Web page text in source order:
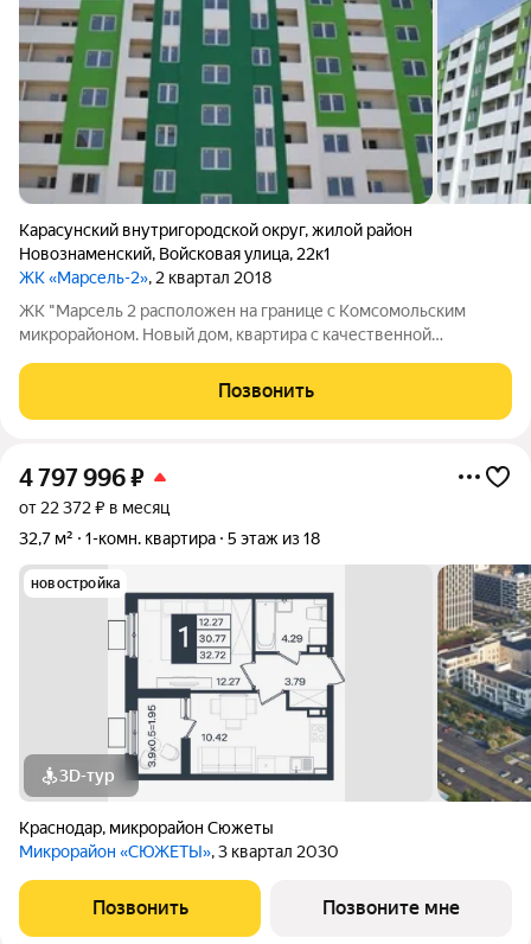
Карасунский внутригородской округ,жилой район
Новознаменский, Войсковая улица, 22к1
ЖК «Марсель-2», 2 квартал 2018
ЖК "Марсель 2 расположен на границе с Комсомольским
микрорайоном. Новый дом, квартира с качественной
металлическая дверь, счетчики на хол. гор. воду, установлены
радиаторы) . В шаговой
Позвонить
4 797 996₽
от 22 372 ₽ в месяц
32,7 м²
1-комн. квартира 5 этаж из 18
новостройка
3D-тур
Краснодар, микрорайон Сюжеты
Микрорайон «СЮЖЕТЫ», 3 квартал 2030
Позвонить Позвоните мне